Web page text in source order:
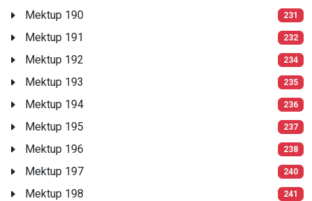
Mektup 190 231
Mektup 191 232
Mektup 192 234
Mektup 193 235
Mektup 194 236
Mektup 195 237
Mektup 196 238
Mektup 197 240
Mektup 198 241